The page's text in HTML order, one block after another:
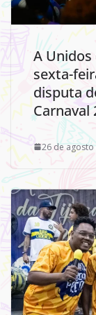
A Unidos
sexta-
disputa
Carnaval
26 de agosto